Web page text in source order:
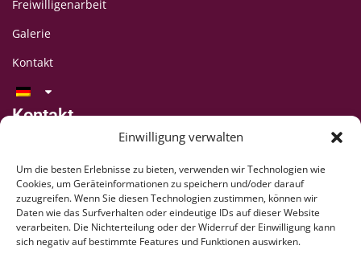
Einwilligung verwalten
Um die besten Erlebnisse zu bieten, verwenden wir Technologien wie
Cookies, um Geräteinformationen zu speichern und/oder darauf
zuzugreifen. Wenn Sie diesen Technologien zustimmen, können wir
Daten wie das Surfverhalten oder eindeutige IDs auf dieser Website
verarbeiten. Die Nichterteilung oder der Widerruf der Einwilligung kann
sich negativ auf bestimmte Features und Funktionen auswirken.
Freiwilligenarbeit
Galerie
Kontakt
Kontakt
CP 395
1001 Lausanne
+41 78 824 54 94
contact@lausaff.org